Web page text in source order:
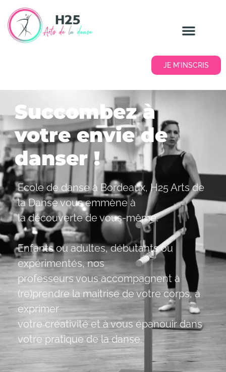
JE M'INSCRIS
Succombez à
votre envie de
danser !
Ecole de danse à Bordeaux, H25 Arts de
la Danse vous emmène à
la découverte de vous-même.
Enfants ou adultes, débutants ou
expérimentés, nos
professeurs vous accompagnent à
(re)prendre la maitrise de votre corps, à
exprimer
votre créativité et à vous épanouir dans
votre pratique de la danse.